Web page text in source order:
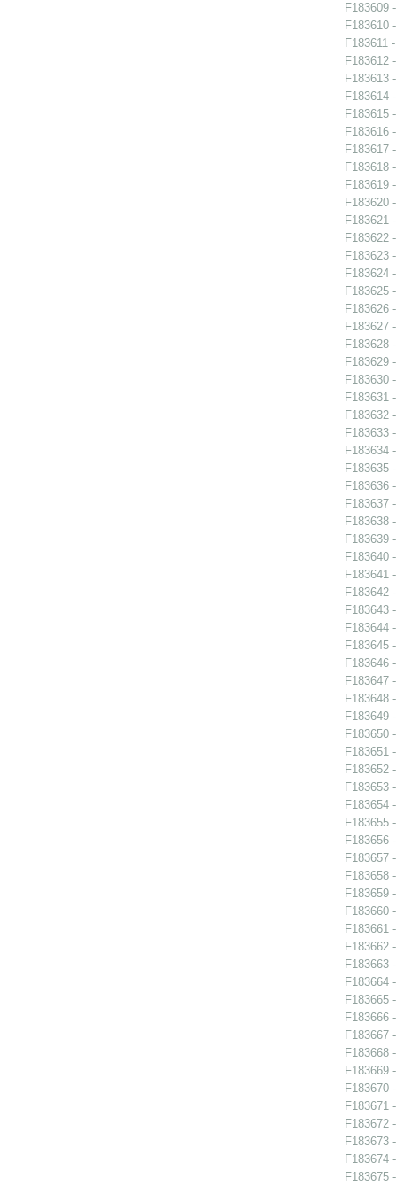
F183609
F183610
F183611
F183612
F183613
F183614
F183615
F183616
F183617
F183618
F183619
F183620
F183621
F183622
F183623
F183624
F183625
F183626
F183627
F183628
F183629
F183630
F183631
F183632
F183633
F183634
F183635
F183636
F183637
F183638
F183639
F183640
F183641
F183642
F183643
F183644
F183645
F183646
F183647
F183648
F183649
F183650
F183651
F183652
F183653
F183654
F183655
F183656
F183657
F183658
F183659
F183660
F183661
F183662
F183663
F183664
F183665
F183666
F183667
F183668
F183669
F183670
F183671
F183672
F183673
F183674
F183675